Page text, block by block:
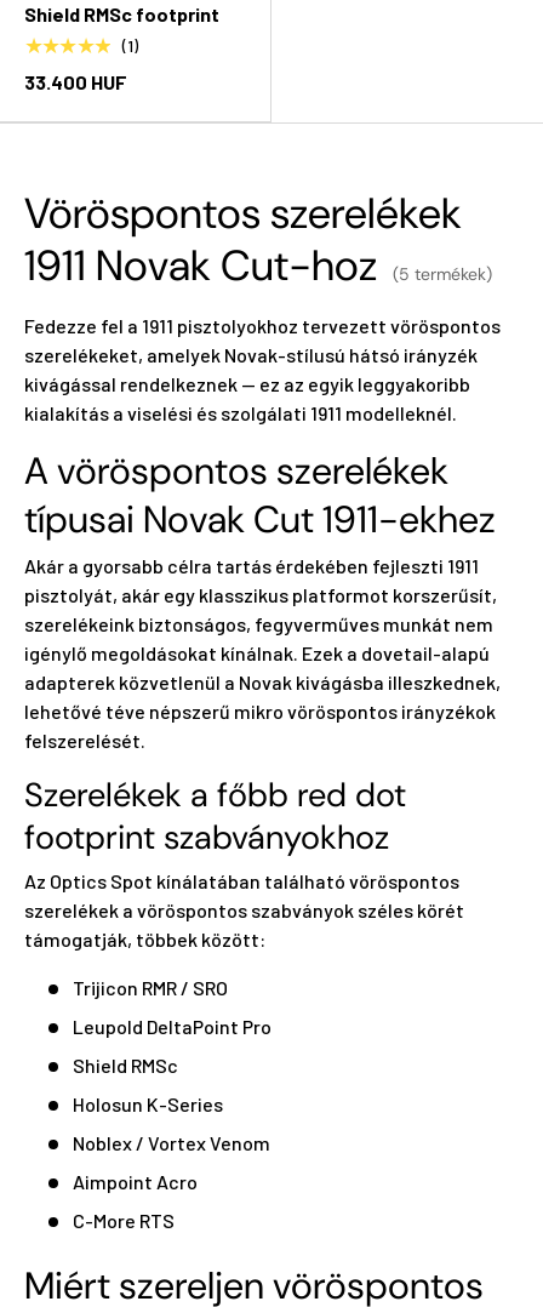
Shield RMSc footprint
★★★★★ (1)
33.400 HUF
Vöröspontos szerelékek
1911 Novak Cut-hoz
(5 termékek)
Fedezze fel a 1911 pisztolyokhoz tervezett vöröspontos
szerelékeket, amelyek Novak-stílusú hátsó irányzék
kivágással rendelkeznek — ez az egyik leggyakoribb
kialakítás a viselési és szolgálati 1911 modelleknél.
A vöröspontos szerelékek
típusai Novak Cut 1911-ekhez
Akár a gyorsabb célra tartás érdekében fejleszti 1911
pisztolyát, akár egy klasszikus platformot korszerűsít,
szerelékeink biztonságos, fegyverműves munkát nem
igénylő megoldásokat kínálnak. Ezek a dovetail-alapú
adapterek közvetlenül a Novak kivágásba illeszkednek,
lehetővé téve népszerű mikro vöröspontos irányzékok
felszerelését.
Szerelékek a főbb red dot
footprint szabványokhoz
Az Optics Spot kínálatában található vöröspontos
szerelékek a vöröspontos szabványok széles körét
támogatják, többek között:
Trijicon RMR / SRO
Leupold DeltaPoint Pro
Shield RMSc
Holosun K-Series
Noblex / Vortex Venom
Aimpoint Acro
C-More RTS
Miért szereljen vöröspontos